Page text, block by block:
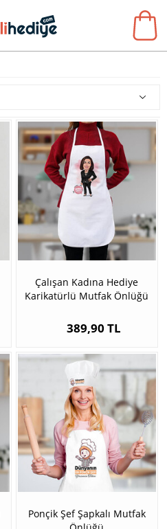
Çalışan Kadına Hediye
Karikatürlü Mutfak Önlüğü
389,90 TL
Ponçik Şef Şapkalı Mutfak